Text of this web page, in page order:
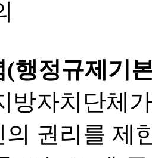
(행정규제기
방자치단체
의 권리를 제